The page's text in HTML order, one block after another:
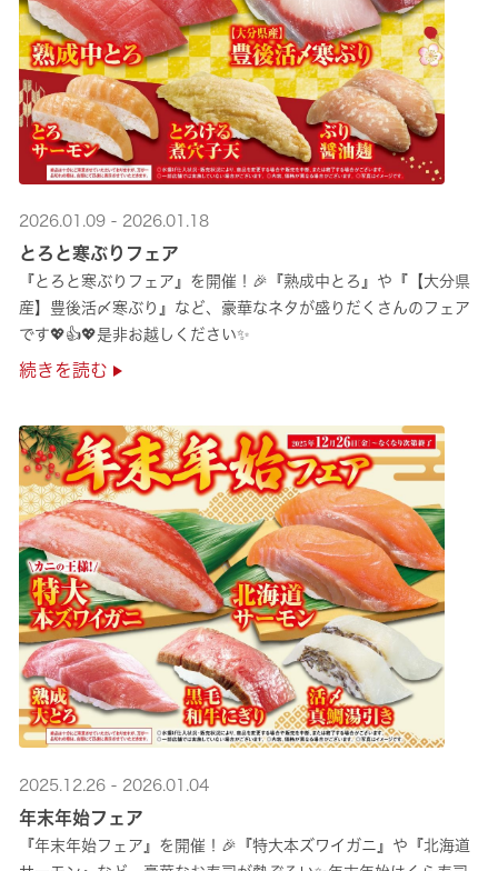
2026.01.09 - 2026.01.18
とろと寒ぶりフェア
『とろと寒ぶりフェア』を開催！🎉『熟成中とろ』や『【大分県
産】豊後活〆寒ぶり』など、豪華なネタが盛りだくさんのフェア
です💖👍💖是非お越しください✨
続きを読む
2025.12.26 - 2026.01.04
年末年始フェア
『年末年始フェア』を開催！🎉『特大本ズワイガニ』や『北海道